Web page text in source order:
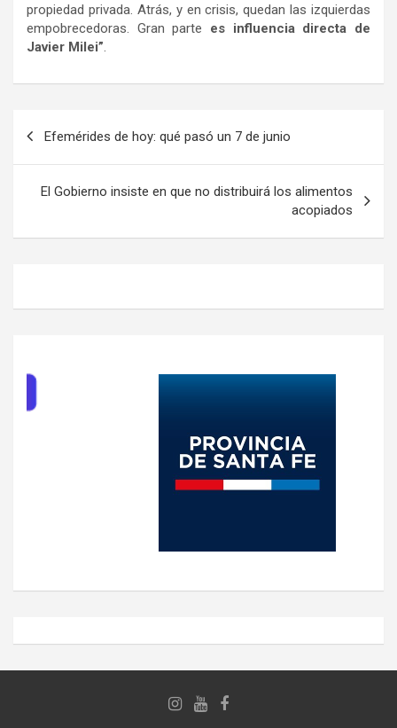
propiedad privada. Atrás, y en crisis, quedan las izquierdas
empobrecedoras. Gran parte es influencia directa de
Javier Milei”.
Efemérides de hoy: qué pasó un 7 de junio
El Gobierno insiste en que no distribuirá los alimentos
acopiados